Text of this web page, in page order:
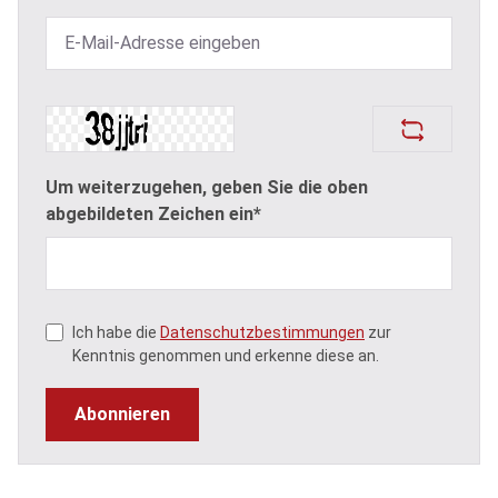
Um weiterzugehen, geben Sie die oben
abgebildeten Zeichen ein*
Ich habe die Datenschutzbestimmungen zur
Kenntnis genommen und erkenne diese an.
Abonnieren